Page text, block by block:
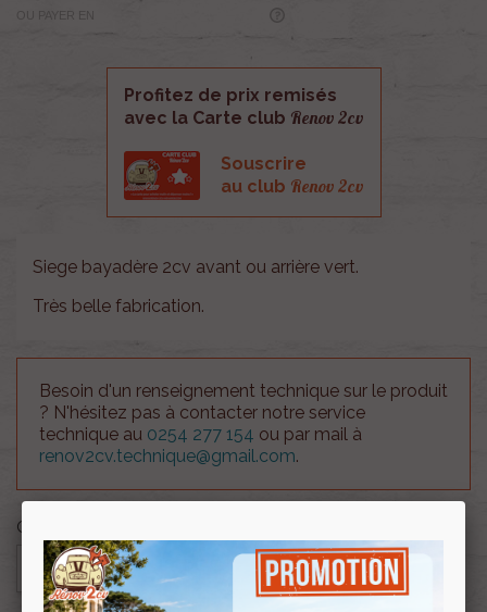
OU PAYER EN
Profitez de prix remisés
avec la Carte club Renov 2cv
Souscrire
au club Renov 2cv
Siege bayadère 2cv avant ou arrière vert.
Très belle fabrication.
Besoin d'un renseignement technique sur le produit
? N'hésitez pas à contacter notre service
technique au 0254 277 154 ou par mail à
renov2cv.technique@gmail.com.
Quantité
 AJOUTER AU PANIER